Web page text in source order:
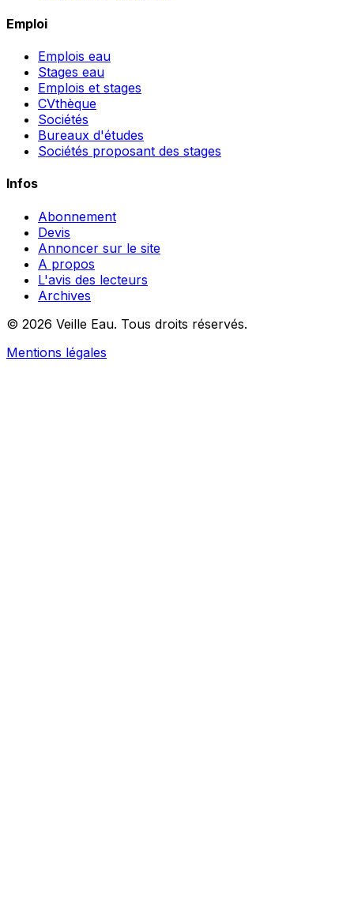
Emploi
Emplois eau
Stages eau
Emplois et stages
CVthèque
Sociétés
Bureaux d'études
Sociétés proposant des stages
Infos
Abonnement
Devis
Annoncer sur le site
A propos
L'avis des lecteurs
Archives
© 2026 Veille Eau. Tous droits réservés.
Mentions légales